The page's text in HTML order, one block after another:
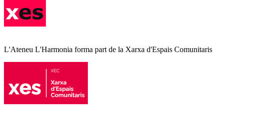
L'Ateneu L'Harmonia forma part de la Xarxa d'Espais Comunitaris